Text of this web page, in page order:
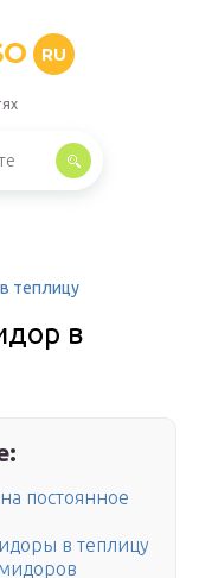
RU
теплицу
в
постоянное
в теплицу